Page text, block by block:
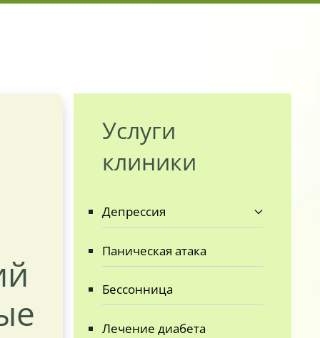
Услуги
клиники
Депрессия
Паническая атака
Бессонница
Лечение диабета